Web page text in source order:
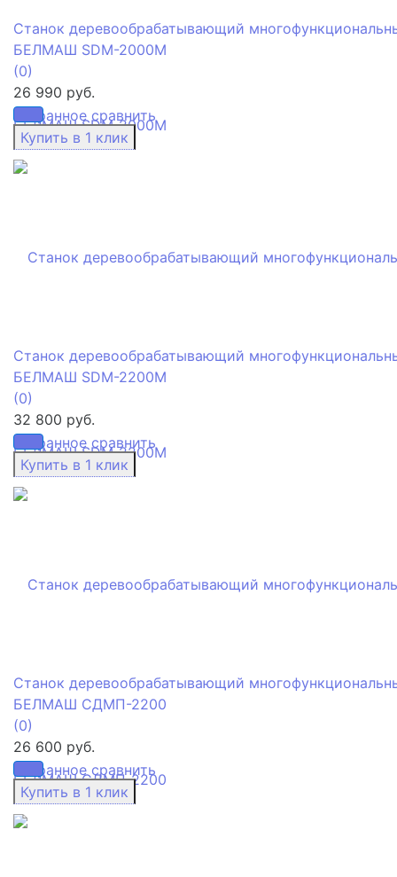
избранное сравнить
Станок деревообрабатывающий
БЕЛМАШ SDM-2000M
(0)
26 990 руб.
избранное сравнить
Станок деревообрабатывающий
БЕЛМАШ SDM-2200M
(0)
32 800 руб.
избранное сравнить
Станок деревообрабатывающий
БЕЛМАШ СДМП-2200
(0)
26 600 руб.